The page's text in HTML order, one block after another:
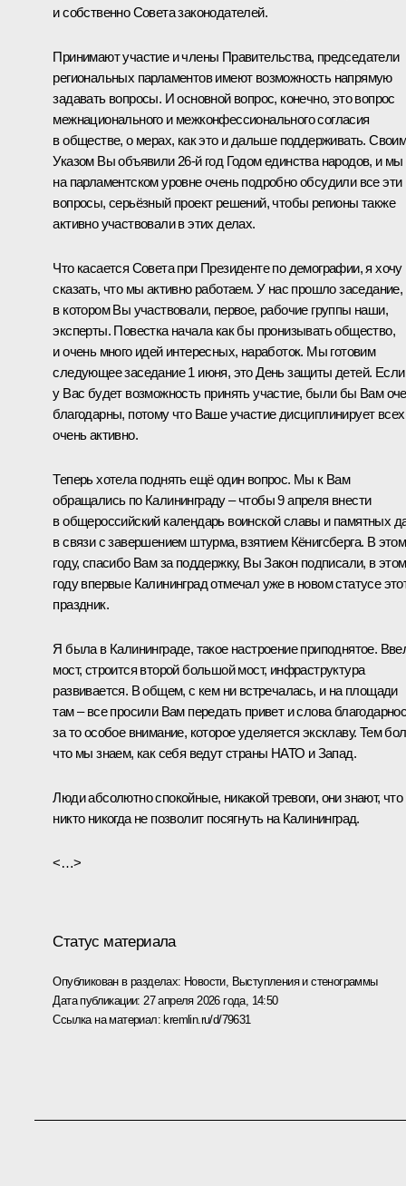
и собственно Совета законодателей.
Принимают участие и члены Правительства, председатели
региональных парламентов имеют возможность напрямую
задавать вопросы. И основной вопрос, конечно, это вопрос
межнационального и межконфессионального согласия
в обществе, о мерах, как это и дальше поддерживать.
Указом Вы объявили 26-й год Годом единства народов, и мы
на парламентском уровне очень подробно обсудили все эти
вопросы, серьёзный проект решений, чтобы регионы также
активно участвовали в этих делах.
Что касается Совета при Президенте по демографии, я хочу
сказать, что мы активно работаем. У нас прошлозаседание,
в котором Вы участвовали, первое, рабочие группы наши,
эксперты. Повестка начала как бы пронизывать общество,
и очень много идей интересных, наработок. Мы готовим
следующее заседание 1 июня, это День защиты детей. Если
у Вас будет возможность принять участие, были бы Вам
благодарны, потому что Ваше участие дисциплинирует всех
очень активно.
Теперь хотела поднять ещё один вопрос. Мы к Вам
обращались по Калининграду – чтобы 9 апреля внести
в общероссийский календарь воинской славы и памятных
в связи с завершением штурма, взятием Кёнигсберга. В этом
году, спасибо Вам за поддержку, Вы Закон подписали, в этом
году впервые Калининград отмечал уже в новом статусе
праздник.
Я была в Калининграде, такое настроение приподнятое.
мост, строится второй большой мост, инфраструктура
развивается. В общем, с кем ни встречалась, и на площади
там – все просили Вам передать привет и слова
за то особое внимание, которое уделяется эксклаву. Тем
что мы знаем, как себя ведут страны НАТО и Запад.
Люди абсолютно спокойные, никакой тревоги, они знают, что
никто никогда не позволит посягнуть на Калининград.
<…>
Статус материала
Опубликован в разделах: Новости, Выступления и стенограммы
Дата публикации: 27 апреля 2026 года, 14:50
Ссылка на материал: kremlin.ru/d/79631